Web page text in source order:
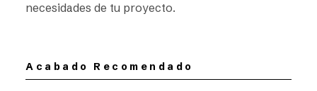
necesidades de tu proyecto.
Acabado Recomendado